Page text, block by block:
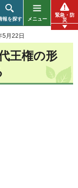
報を探す メニュー
緊急・防
災
5月22日
王権の形